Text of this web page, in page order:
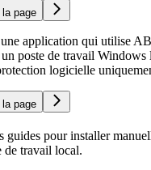
la page
une application qui utilise
un poste de travail
logicielle
la page
guides pour installer
de travail local.